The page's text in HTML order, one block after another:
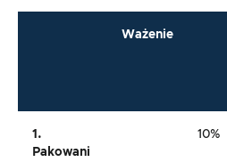
Ważenie
1.
Pakowani
10%